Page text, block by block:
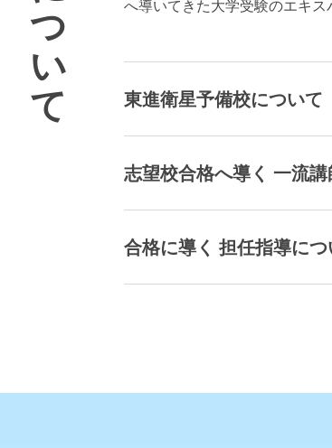
つ
い
て
へ導いてきた大学受験のエキス
東進衛星予備校について
志望校合格へ導く 一流講
合格に導く 担任指導につ